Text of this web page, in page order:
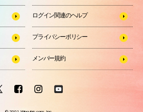
ログイン関連のヘルプ
プライバシーポリシー
メンバー規約